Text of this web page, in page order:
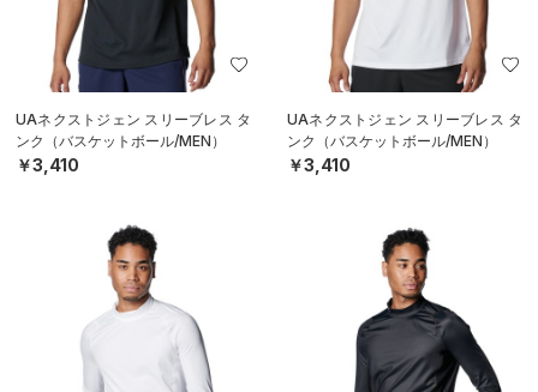
UAネクストジェン スリーブレス タ
ンク（バスケットボール/MEN）
￥3,410
UAネクストジェン スリーブレス タ
ンク（バスケットボール/MEN）
￥3,410